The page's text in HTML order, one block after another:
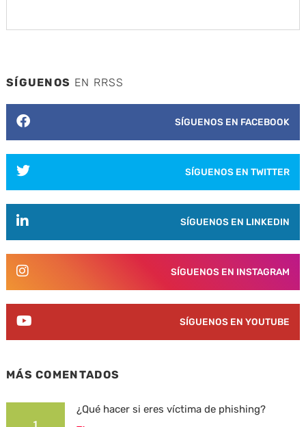
SÍGUENOS EN RRSS
SÍGUENOS EN FACEBOOK
SÍGUENOS EN TWITTER
SÍGUENOS EN LINKEDIN
SÍGUENOS EN INSTAGRAM
SÍGUENOS EN YOUTUBE
MÁS COMENTADOS
1
¿Qué hacer si eres víctima de phishing?